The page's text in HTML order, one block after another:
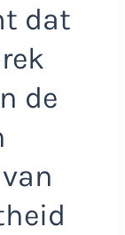
dat
de